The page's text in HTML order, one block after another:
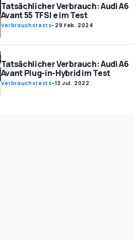
Tatsächlicher Verbrauch: Audi A6
Avant 55 TFSI e im Test
Verbrauchstests- 29 Feb. 2024
Tatsächlicher Verbrauch: Audi A6
Avant Plug-in-Hybrid im Test
Verbrauchstests-13 Jul. 2022